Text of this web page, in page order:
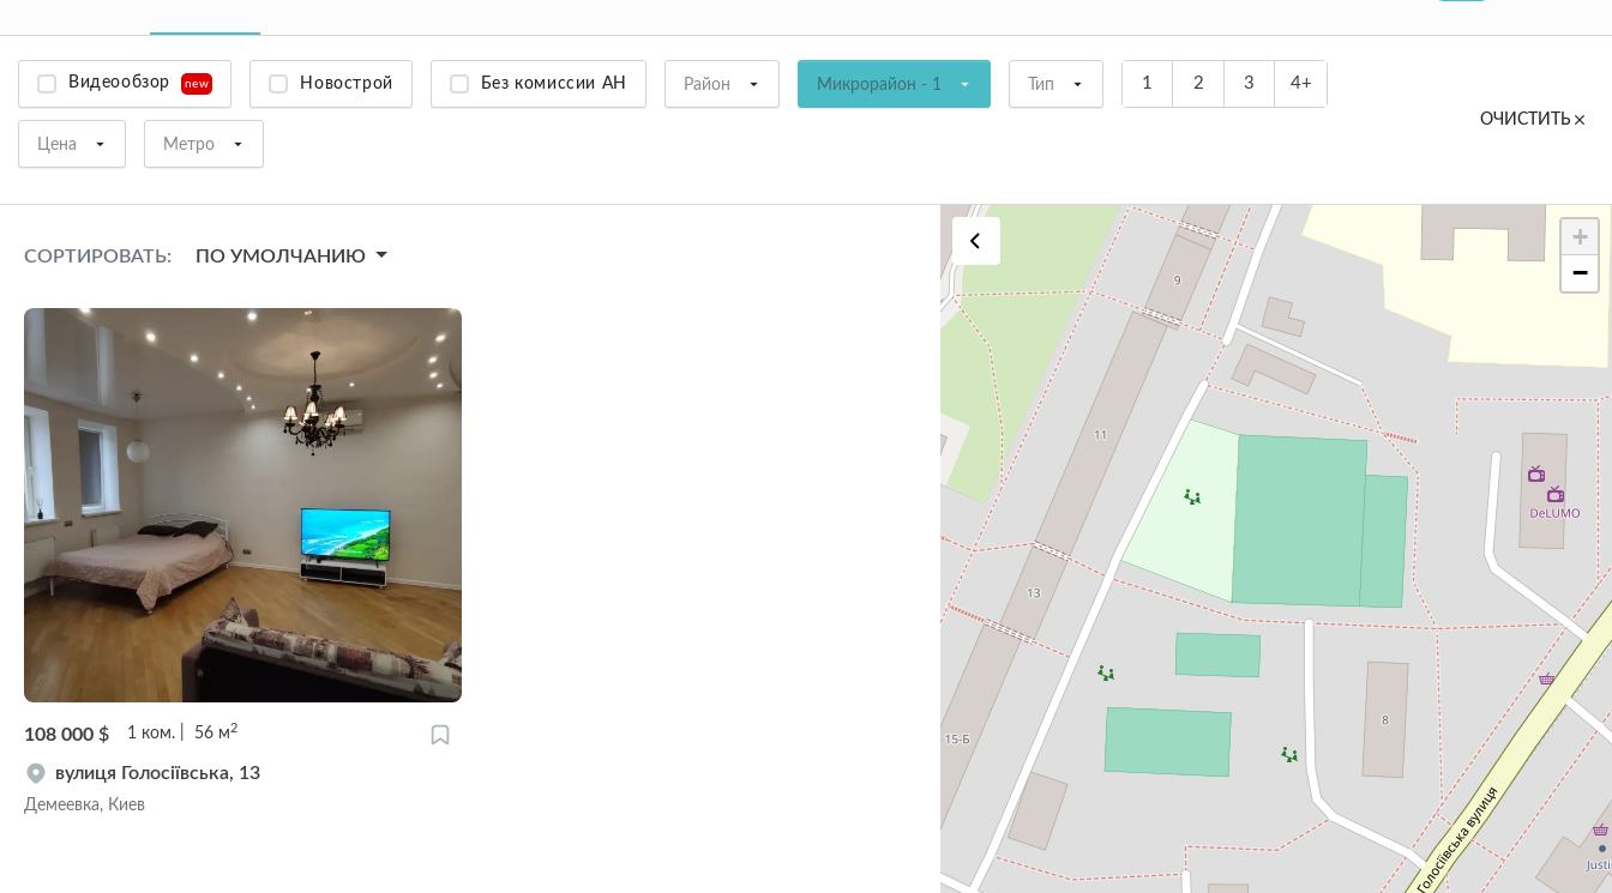
Видеообзор new Новострой Без комиссии АН Район Микрорайон - 1 Тип 1 2 3 4+
Цена Метро
ОЧИСТИТЬ
СОРТИРОВАТЬ: ПО УМОЛЧАНИЮ
108 000 $ 1 ком. 56 м 2
вулиця Голосіївська, 13
Демеевка, Киев
+
−